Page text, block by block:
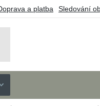
a platba Sledování